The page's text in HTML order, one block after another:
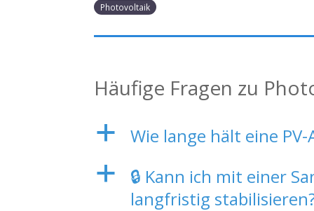
Photovoltaik
Häufige Fragen zu
a Wie lange hält eine PV-
a
🔒 Kann ich mit einer
langfristig